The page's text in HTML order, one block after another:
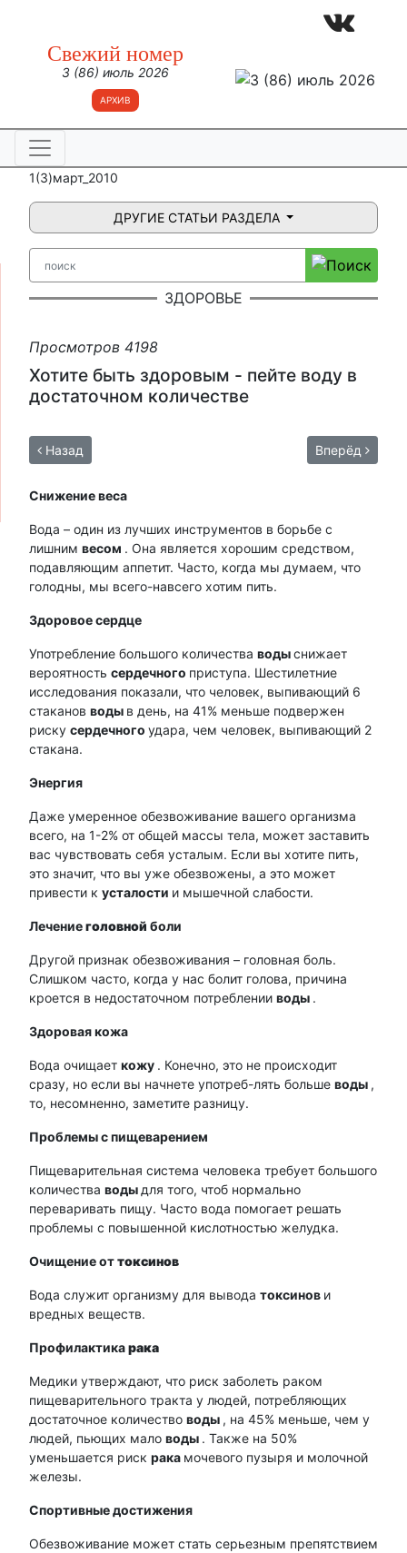
Свежий номер
3 (86) июль 2026
АРХИВ
1(3)март_2010
ДРУГИЕ СТАТЬИ РАЗДЕЛА
ЗДОРОВЬЕ
Просмотров 4198
Хотите быть здоровым - пейте воду в
достаточном количестве
Назад Вперёд
Снижение веса
Вода – один из лучших инструментов в борьбе с
лишним весом . Она является хорошим средством,
подавляющим аппетит. Часто, когда мы думаем, что
голодны, мы всего-навсего хотим пить.
Здоровое сердце
Употребление большого количества водыснижает
вероятность сердечного приступа. Шестилетние
исследования показали, что человек, выпивающий 6
стаканов воды в день, на 41% меньше подвержен
риску сердечного удара, чем человек, выпивающий 2
стакана.
Энергия
Даже умеренное обезвоживание вашего организма
всего, на 1-2% от общей массы тела, может заставить
вас чувствовать себя усталым. Если вы хотите пить,
это значит, что вы уже обезвожены, а это может
привести к усталости и мышечной слабости.
Лечениеголовной боли
Другой признак обезвоживания – головная боль.
Слишком часто, когда у нас болит голова, причина
кроется в недостаточном потреблении воды .
Здоровая кожа
Вода очищает кожу . Конечно, это не происходит
сразу, но если вы начнете употреб-лять больше воды ,
то, несомненно, заметите разницу.
Проблемы с пищеварением
Пищеварительная система человека требует большого
количества воды для того, чтоб нормально
переваривать пищу. Часто вода помогает решать
проблемы с повышенной кислотностью желудка.
Очищение оттоксинов
Вода служит организму для вывода токсинов и
вредных веществ.
Профилактикарака
Медики утверждают, что риск заболеть раком
пищеварительного тракта у людей, потребляющих
достаточное количество воды , на 45% меньше, чем у
людей, пьющих мало воды . Также на 50%
уменьшается риск рака мочевого пузыря и молочной
железы.
Спортивные достижения
Обезвоживание может стать серьезным препятствием